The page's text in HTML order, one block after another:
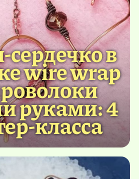
в
wire wrap
руками: 4
класса